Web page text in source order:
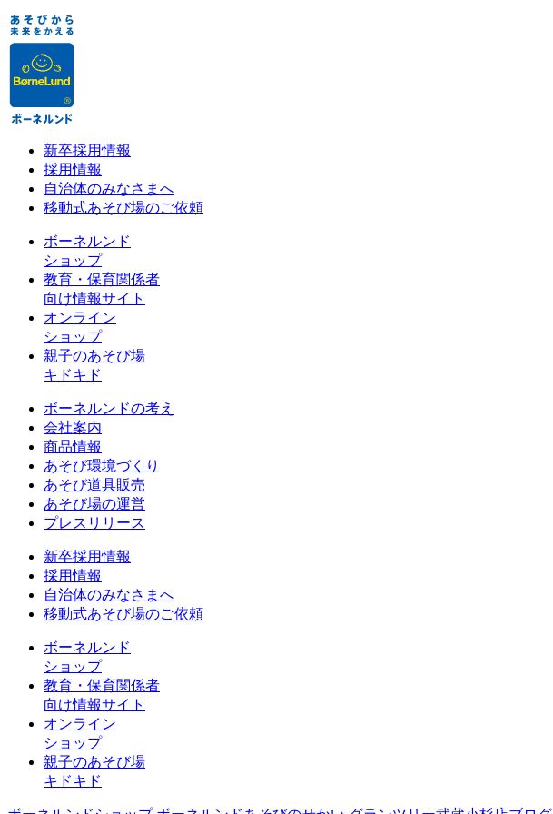
新卒採用情報
採用情報
自治体のみなさまへ
移動式あそび場のご依頼
ボーネルンド
ショップ
教育・保育関係者
向け情報サイト
オンライン
ショップ
親子のあそび場
キドキド
ボーネルンドの考え
会社案内
商品情報
あそび環境づくり
あそび道具販売
あそび場の運営
プレスリリース
新卒採用情報
採用情報
自治体のみなさまへ
移動式あそび場のご依頼
ボーネルンド
ショップ
教育・保育関係者
向け情報サイト
オンライン
ショップ
親子のあそび場
キドキド